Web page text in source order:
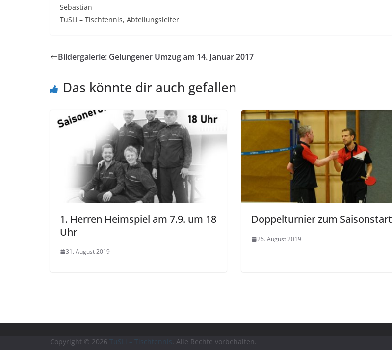
Sebastian
TuSLi – Tischtennis, Abteilungsleiter
Bildergalerie: Gelungener Umzug am 14. Januar 2017
Das könnte dir auch gefallen
1. Herren Heimspiel am 7.9. um 18
Uhr
31. August 2019
Doppelturnier zum Saisonstart
26. August 2019
Copyright © 2026 TuSLi – Tischtennis. Alle Rechte vorbehalten.